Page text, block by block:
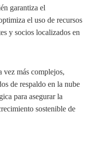
garantiza el
el uso de recursos
y socios localizados en
vez más complejos,
de respaldo en la nube
para asegurar la
sostenible de